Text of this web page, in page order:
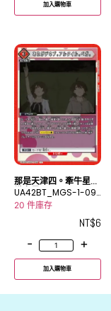
加入購物車
那是天津四。牽牛星。
織女星。
UA42BT_MGS-1-09
4C
20 件庫存
NT$6
-
+
加入購物車